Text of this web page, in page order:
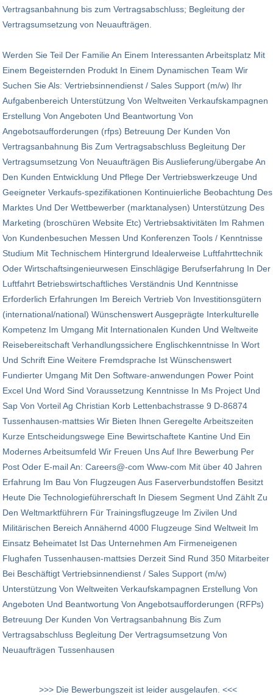
Vertragsanbahnung bis zum Vertragsabschluss; Begleitung der
Vertragsumsetzung von Neuaufträgen.
Werden Sie Teil Der Familie An Einem Interessanten Arbeitsplatz Mit
Einem Begeisternden Produkt In Einem Dynamischen Team Wir
Suchen Sie Als: Vertriebsinnendienst / Sales Support (m/w) Ihr
Aufgabenbereich Unterstützung Von Weltweiten Verkaufskampagnen
Erstellung Von Angeboten Und Beantwortung Von
Angebotsaufforderungen (rfps) Betreuung Der Kunden Von
Vertragsanbahnung Bis Zum Vertragsabschluss Begleitung Der
Vertragsumsetzung Von Neuaufträgen Bis Auslieferung/übergabe An
Den Kunden Entwicklung Und Pflege Der Vertriebswerkzeuge Und
Geeigneter Verkaufs-spezifikationen Kontinuierliche Beobachtung Des
Marktes Und Der Wett­bewerber (marktanalysen) Unterstützung Des
Marketing (broschüren Website Etc) Vertriebsaktivitäten Im Rahmen
Von Kundenbesuchen Messen Und Konferenzen Tools / Kenntnisse
Studium Mit Technischem Hintergrund Idealerweise Luftfahrttechnik
Oder Wirtschaftsingenieurwesen Einschlägige Berufserfahrung In Der
Luftfahrt Betriebs­wirtschaftliches Verständnis Und Kenntnisse
Erforderlich Erfahrungen Im Bereich Vertrieb Von Investitionsgütern
(international/national) Wünschenswert Ausgeprägte Interkulturelle
Kompetenz Im Umgang Mit Internationalen Kunden Und Weltweite
Reisebereitschaft Verhandlungssichere Englischkenntnisse In Wort
Und Schrift Eine Weitere Fremdsprache Ist Wünschenswert
Fundierter Umgang Mit Den Software-anwendungen Power Point
Excel Und Word Sind Voraussetzung Kenntnisse In Ms Project Und
Sap Von Vorteil Ag Christian Korb Lettenbachstrasse 9 D-86874
Tussenhausen-mattsies Wir Bieten Ihnen Geregelte Arbeitszeiten
Kurze Entscheidungswege Eine Bewirtschaftete Kantine Und Ein
Modernes Arbeitsumfeld Wir Freuen Uns Auf Ihre Bewerbung Per
Post Oder E-mail An: Careers@-com Www-com Mit über 40 Jahren
Erfahrung Im Bau Von Flugzeugen Aus Faserverbundstoffen Besitzt
Heute Die Technologieführerschaft In Diesem Segment Und Zählt Zu
Den Weltmarktführern Für Trainingsflugzeuge Im Zivilen Und
Militärischen Bereich Annähernd 4000 Flugzeuge Sind Weltweit Im
Einsatz Beheimatet Ist Das Unternehmen Am Firmeneigenen
Flughafen Tussenhausen-mattsies Derzeit Sind Rund 350 Mitarbeiter
Bei Beschäftigt Vertriebsinnendienst / Sales Support (m/w)
Unterstützung Von Weltweiten Verkaufskampagnen Erstellung Von
Angeboten Und Beantwortung Von Angebotsaufforderungen (RFPs)
Betreuung Der Kunden Von Vertragsanbahnung Bis Zum
Vertragsabschluss Begleitung Der Vertragsumsetzung Von
Neuaufträgen Tussenhausen
>>> Die Bewerbungszeit ist leider ausgelaufen. <<<